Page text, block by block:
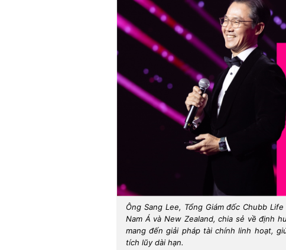
Ông Sang Lee, Tổng Giám đốc Chubb
Nam Á và New Zealand, chia sẻ về định
mang đến giải pháp tài chính linh hoạt,
tích lũy dài hạn.